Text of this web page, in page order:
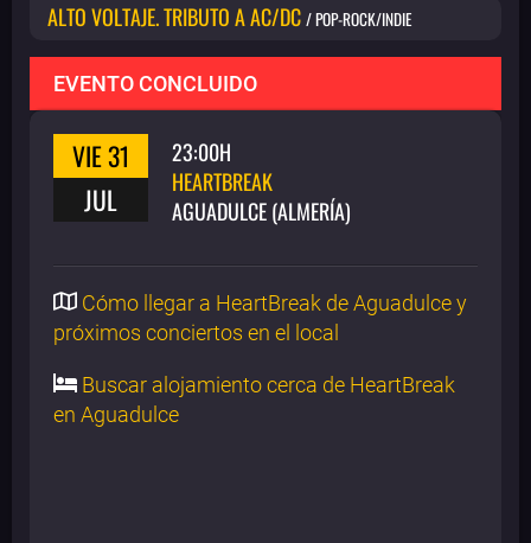
ALTO VOLTAJE. TRIBUTO A AC/DC / POP-ROCK/INDIE
EVENTO CONCLUIDO
VIE 31
JUL
23:00H
HEARTBREAK
AGUADULCE (ALMERÍA)
Cómo llegar a HeartBreak de Aguadulce y
próximos conciertos en el local
Buscar alojamiento cerca de HeartBreak
en Aguadulce